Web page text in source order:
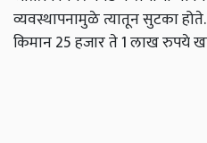
व्यवस्थापनामुळे त्यातून सुटका
किमान 25 हजार ते 1 लाख रुपये